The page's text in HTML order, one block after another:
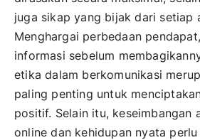
juga sikap yang bijak dari setiap
Menghargai perbedaan
informasi sebelum
etika dalam berkomunikasi
paling penting untuk
positif. Selain itu, keseimbangan
online dan kehidupan nyata